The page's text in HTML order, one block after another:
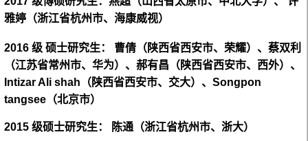
雅婷 （浙江省杭州市、海康威视）
2016 级 硕士研究生：
曹倩（陕西省西安市、荣耀）、蔡双利
（江苏省常州市、华为） 、郝有昌（ 陕西省西安市、西外）、
Intizar Ali shah（ 陕西省西安市、交大） 、 Songpon
tangsee（北京市）
2015 级硕士研究生： 陈通（浙江省杭州市、浙大）